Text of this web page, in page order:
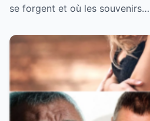
l’Olympia
se forgent et où les souvenirs…